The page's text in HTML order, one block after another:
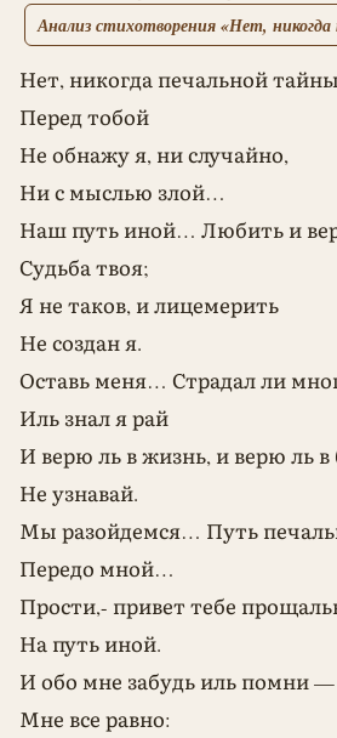
Анализ стихотворения «Нет,
Нет, никогда печальной тайны
Перед тобой
Не обнажу я, ни случайно,
Ни с мыслью злой…
Наш путь иной… Любить и
Судьба твоя;
Я не таков, и лицемерить
Не создан я.
Оставь меня… Страдал ли
Иль знал я рай
И верю ль в жизнь, и верю ль
Не узнавай.
Мы разойдемся… Путь
Передо мной…
Прости,- привет тебе
На путь иной.
И обо мне забудь иль помни —
Мне все равно: